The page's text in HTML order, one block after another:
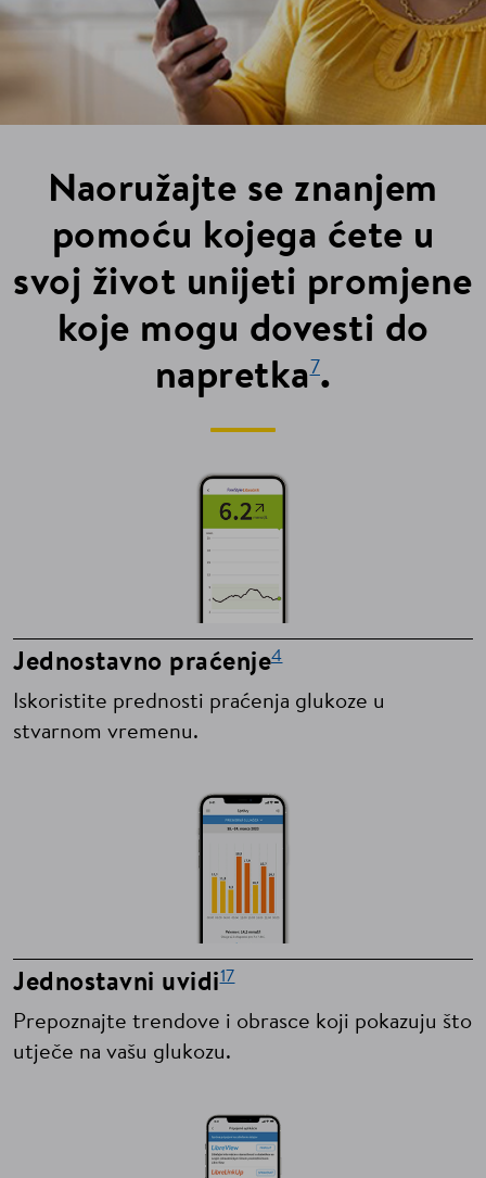
Naoružajte se znanjem
pomoću kojega ćete u
svoj život unijeti promjene
koje mogu dovesti do
napretka7.
Jednostavno praćenje4
Iskoristite prednosti praćenja glukoze u
stvarnom vremenu.
Jednostavni uvidi17
Prepoznajte trendove i obrasce koji pokazuju što
utječe na vašu glukozu.